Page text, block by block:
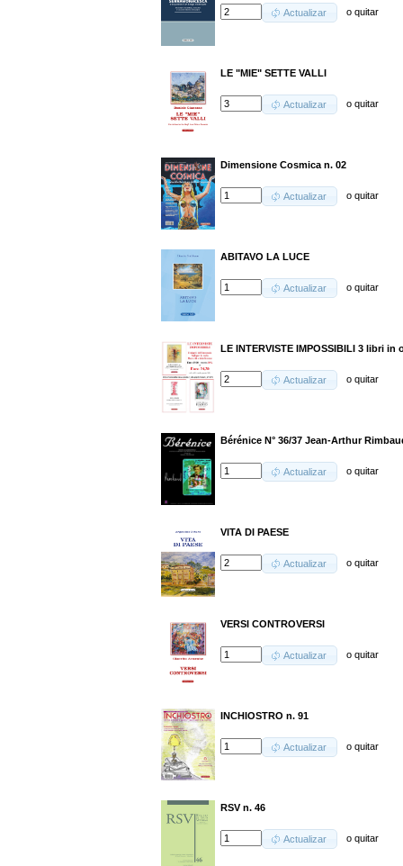
Actualizar oquitar
LE "MIE" SETTE VALLI
Actualizar oquitar
Dimensione Cosmica n. 02
Actualizar oquitar
ABITAVO LA LUCE
Actualizar oquitar
LE INTERVISTE IMPOSSIBILI 3 libri in
Actualizar oquitar
Bérénice N° 36/37 Jean-Arthur
Actualizar oquitar
VITA DI PAESE
Actualizar oquitar
VERSI CONTROVERSI
Actualizar oquitar
INCHIOSTRO n. 91
Actualizar oquitar
RSV n. 46
Actualizar oquitar